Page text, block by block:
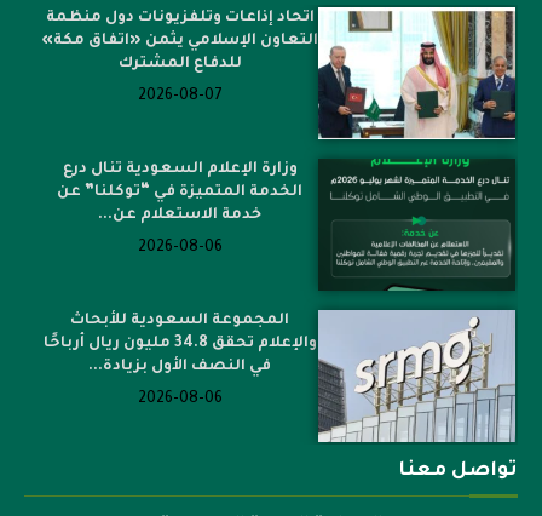
اتحاد إذاعات وتلفزيونات دول منظمة
التعاون الإسلامي يثمن «اتفاق مكة»
للدفاع المشترك
2026-08-07
وزارة الإعلام السعودية تنال درع
الخدمة المتميزة في “توكلنا” عن
خدمة الاستعلام عن...
2026-08-06
المجموعة السعودية للأبحاث
والإعلام تحقق 34.8 مليون ريال أرباحًا
في النصف الأول بزيادة...
2026-08-06
تواصل معنا